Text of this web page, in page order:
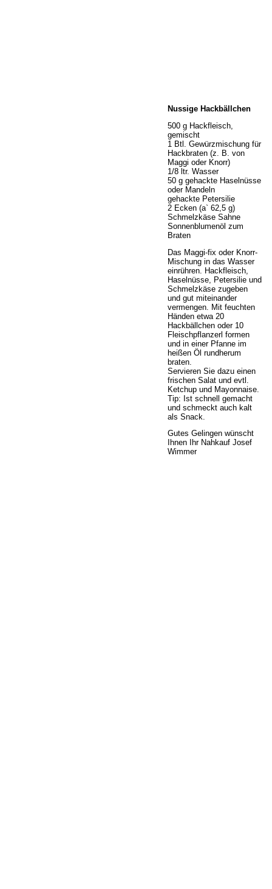
Nussige Hackbällchen
500 g Hackfleisch,
gemischt
1 Btl. Gewürzmischung für
Hackbraten (z. B. von
Maggi oder Knorr)
1/8 ltr. Wasser
50 g gehackte Haselnüsse
oder Mandeln
gehackte Petersilie
2 Ecken (a` 62,5 g)
Schmelzkäse Sahne
Sonnenblumenöl zum
Braten
Das Maggi-fix oder Knorr-
Mischung in das Wasser
einrühren. Hackfleisch,
Haselnüsse, Petersilie und
Schmelzkäse zugeben
und gut miteinander
vermengen. Mit feuchten
Händen etwa 20
Hackbällchen oder 10
Fleischpflanzerl formen
und in einer Pfanne im
heißen Öl rundherum
braten.
Servieren Sie dazu einen
frischen Salat und evtl.
Ketchup und Mayonnaise.
Tip: Ist schnell gemacht
und schmeckt auch kalt
als Snack.
Gutes Gelingen wünscht
Ihnen Ihr Nahkauf Josef
Wimmer